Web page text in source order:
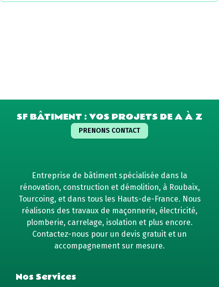
SF BÂTIMENT : VOS PROJETS DE A À Z
PRENONS CONTACT
Entreprise de bâtiment spécialisée dans la
rénovation, construction et démolition, à Roubaix,
Tourcoing, et dans tous les Hauts-de-France. Nous
réalisons des travaux de maçonnerie, électricité,
plomberie, carrelage, isolation et plus encore.
Contactez-nous pour un devis gratuit et un
accompagnement sur mesure.
Nos Services